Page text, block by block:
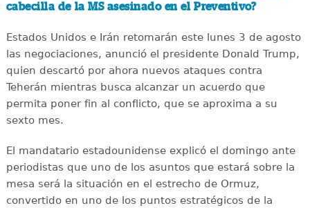
cabecilla de la MS asesinado en el Preventivo?
Estados Unidos e Irán retomarán este lunes 3 de agosto
las negociaciones, anunció el presidente Donald Trump,
quien descartó por ahora nuevos ataques contra
Teherán mientras busca alcanzar un acuerdo que
permita poner fin al conflicto, que se aproxima a su
sexto mes.
El mandatario estadounidense explicó el domingo ante
periodistas que uno de los asuntos que estará sobre la
mesa será la situación en el estrecho de Ormuz,
convertido en uno de los puntos estratégicos de la